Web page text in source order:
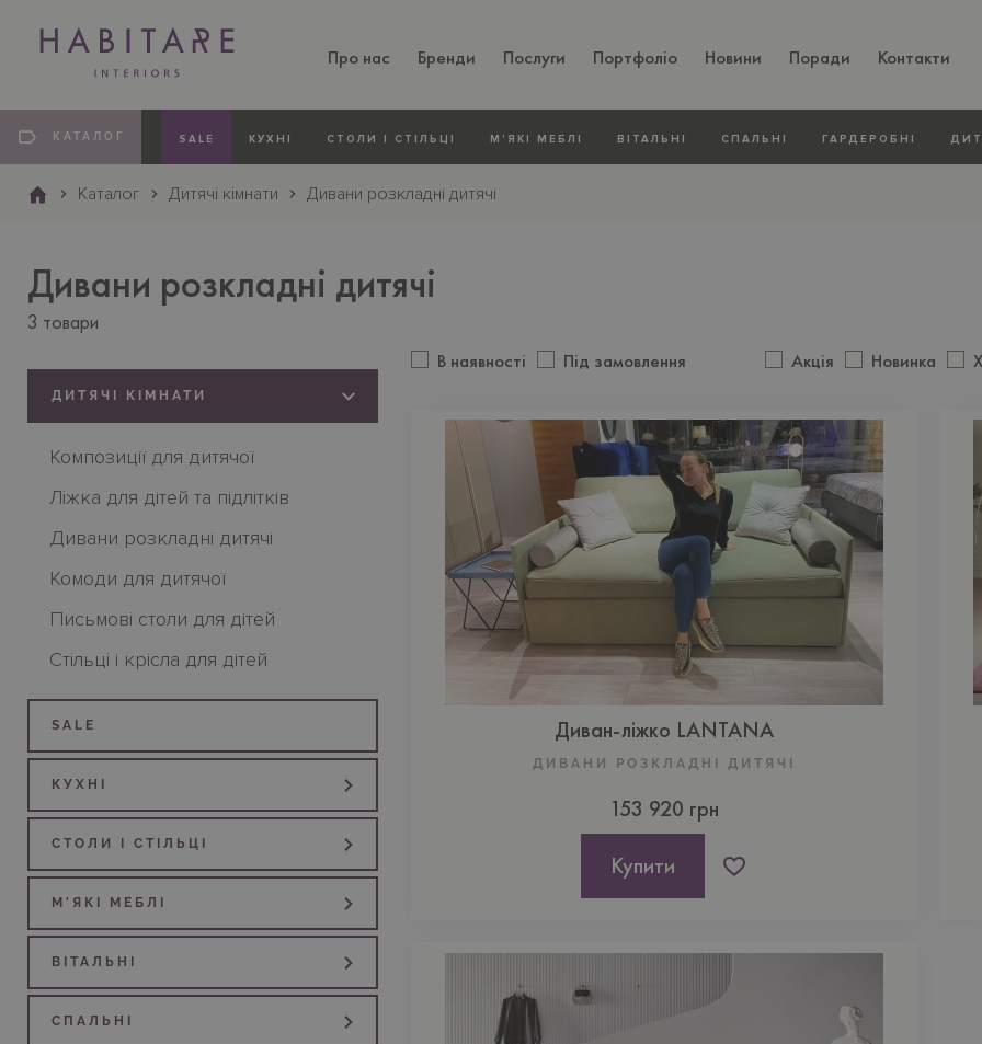
Основна
навіґація
Про нас Бренди Послуги Портфоліо Новини Поради Контакти
Категорії
SALE КУХНI СТОЛИ I СТIЛЬЦI М'ЯКI МЕБЛI ВIТАЛЬНI СПАЛЬНІ ГАРДЕРОБНІ
КАТАЛОГ
Каталог Дитячi кiмнати Дивани розкладні дитячі
Дивани розкладні дитячі
3 товари
В наявності Під замовлення Акція Новинка
Диван-ліжко LANTANA
ДИВАНИ РОЗКЛАДНІ ДИТЯЧІ
153 920 грн
Купити
SALE
КУХНI
СТОЛИ I СТIЛЬЦI
М'ЯКI МЕБЛI
ВIТАЛЬНI
СПАЛЬНІ
ДИТЯЧI КIМНАТИ
Композиції для дитячої
Лiжка для дітей та підлітків
Дивани розкладні дитячі
Комоди для дитячої
Письмовi столи для дітей
Стiльцi і крісла для дітей